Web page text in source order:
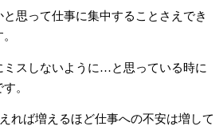
思って仕事に集中することさえでき
ミスしないように…と思っている時に
。
れば増えるほど仕事への不安は増して